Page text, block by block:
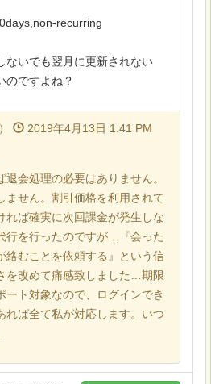
recurring
ないでも翌月に更新されない
のですよね？
2019年4月13日 1:41 PM
退会処理の必要はありません。
ません。割引価格を利用されて
れば確実に次回課金が発生しな
行を行ったのですが…『会った
絡むことを依頼する』という信
を改めて痛感致しました…期限
ート対象なので、ログインでき
れば全て私が対応します。いつ